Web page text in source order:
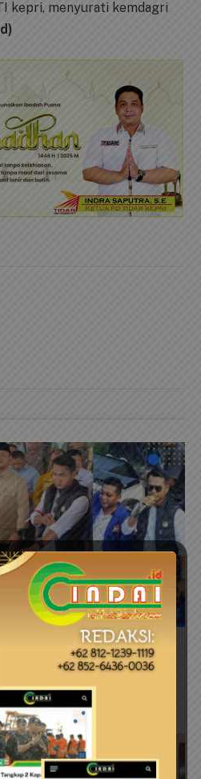
kepri, menyurati kemdagri
Berang, Ancam Class
Harus Tuntaskan
Dompak